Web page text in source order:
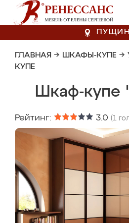
ГЛАВНАЯ → ШКАФЫ-КУПЕ →
КУПЕ
Шкаф-купе
Рейтинг: 3.0 (1